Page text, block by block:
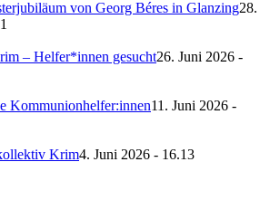
von Georg Béres in Glanzing28.
– Helfer*innen gesucht26. Juni 2026 -
Kommunionhelfer:innen11. Juni 2026 -
Krim4. Juni 2026 - 16.13